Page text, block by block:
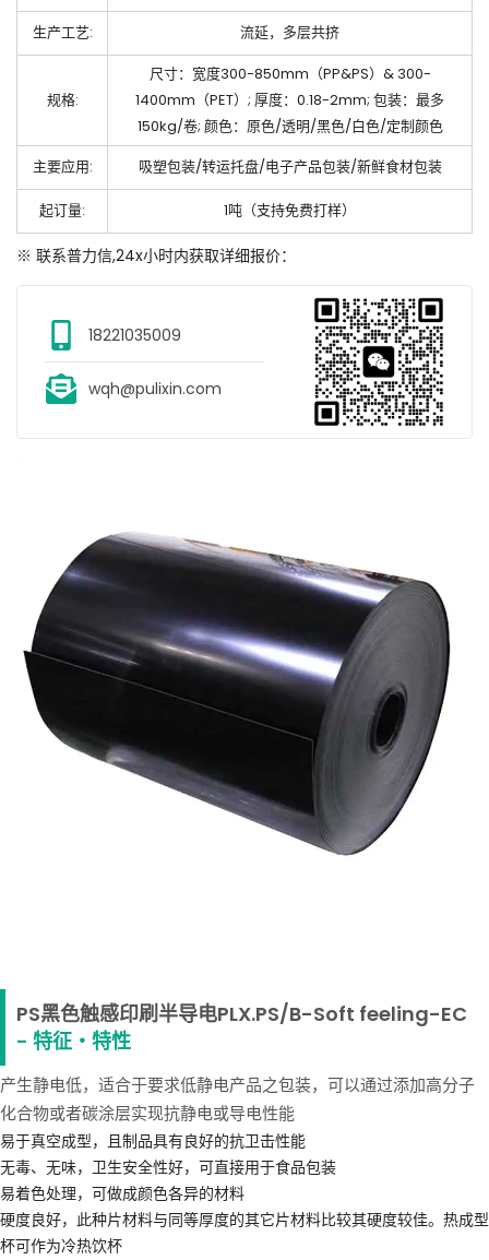
生产工艺: 流延，多层共挤
规格:
尺寸：宽度300-850mm（PP&PS）& 300-
1400mm（PET）; 厚度：0.18-2mm; 包装：最多
150kg/卷; 颜色：原色/透明/黑色/白色/定制颜色
主要应用:
吸塑包装/转运托盘/电子产品包装/新鲜食材包装
起订量: 1吨（支持免费打样）
※ 联系普力信,24x小时内获取详细报价：
18221035009
wqh@pulixin.com
PS黑色触感印刷半导电PLX.PS/B-Soft feeling-EC
- 特征・特性
产生静电低，适合于要求低静电产品之包装，可以通过添加高分子
化合物或者碳涂层实现抗静电或导电性能
易于真空成型，且制品具有良好的抗卫击性能
无毒、无味，卫生安全性好，可直接用于食品包装
易着色处理，可做成颜色各异的材料
硬度良好，此种片材料与同等厚度的其它片材料比较其硬度较佳。热成型
杯可作为冷热饮杯